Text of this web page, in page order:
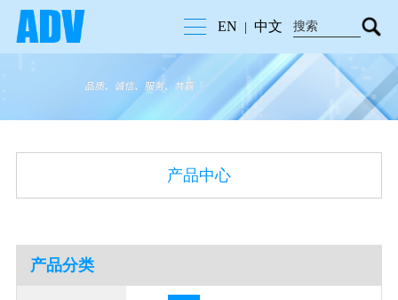
EN 中文
产品中心
产品分类